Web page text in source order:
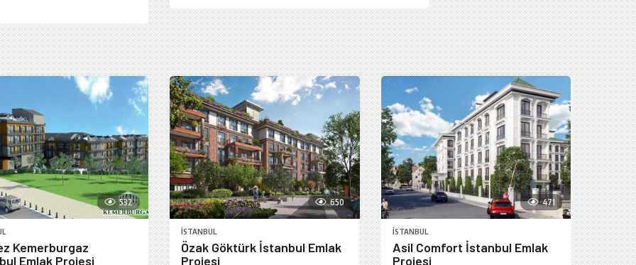
532
Kemerburgaz
Emlak Projesi
650
İSTANBUL
Özak Göktürk İstanbul Emlak
Projesi
471
İSTANBUL
Asil Comfort İstanbul Emlak
Projesi